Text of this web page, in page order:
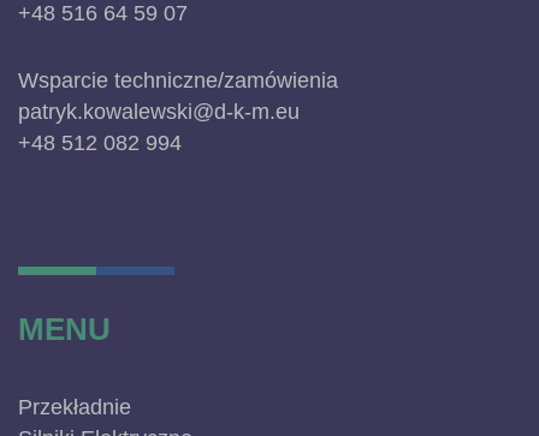
+48 516 64 59 07
Wsparcie techniczne/zamówienia
patryk.kowalewski@d-k-m.eu
+48 512 082 994
MENU
Przekładnie